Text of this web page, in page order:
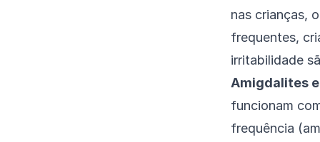
nas crianças,
frequentes,
irritabilidade
Amigdalites
funcionam
frequência